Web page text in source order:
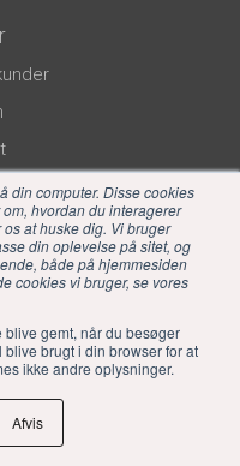
din computer. Disse cookies
hvordan du interagerer
at huske dig. Vi bruger
din oplevelse på sitet, og
både på hjemmesiden
cookies vi bruger, se vores
gemt, når du besøger
brugt i din browser for at
ikke andre oplysninger.
Afvis